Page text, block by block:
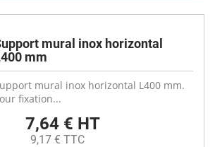
mural inox horizontal
mm
mural inox horizontal L400 mm.
fixation...
7,64 € HT
9,17 € TTC